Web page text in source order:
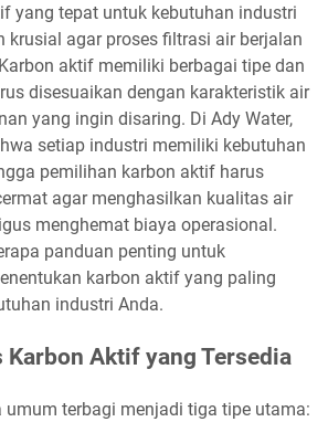
yang tepat untuk kebutuhan industri
krusial agar proses filtrasi air berjalan
aktif memiliki berbagai tipe dan
disesuaikan dengan karakteristik air
yang ingin disaring. Di Ady Water,
setiap industri memiliki kebutuhan
pemilihan karbon aktif harus
agar menghasilkan kualitas air
menghemat biaya operasional.
panduan penting untuk
karbon aktif yang paling
industri Anda.
Karbon Aktif yang Tersedia
umum terbagi menjadi tiga tipe utama: